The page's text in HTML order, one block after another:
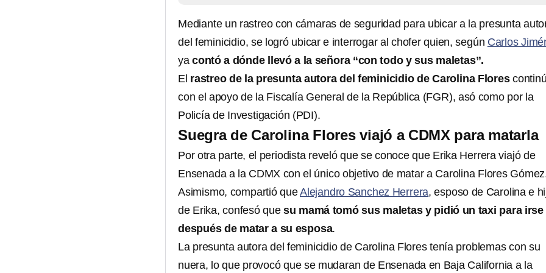
Mediante un rastreo con cámaras de seguridad para ubicar a la presunta
del feminicidio, se logró ubicar e interrogar al chofer quien, según Carlos
ya contó a dónde llevó a la señora “con todo y sus maletas”.
El rastreo de la presunta autora del feminicidio de Carolina Flores
con el apoyo de la Fiscalía General de la República (FGR), asó como por la
Policía de Investigación (PDI).
Suegra de Carolina Flores viajó a CDMX para matarla
Por otra parte, el periodista reveló que se conoce que Erika Herrera viajó de
Ensenada a la CDMX con el único objetivo de matar a Carolina Flores
Asimismo, compartió queAlejandro Sanchez Herrera, esposo de Carolina e
de Erika, confesó quesu mamá tomó sus maletas y pidió un taxi para irse
después de matar a su esposa.
La presunta autora del feminicidio de Carolina Flores tenía problemas con su
nuera, lo que provocó que se mudaran de Ensenada en Baja California a la